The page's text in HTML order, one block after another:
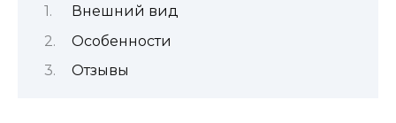
Внешний вид
Особенности
Отзывы